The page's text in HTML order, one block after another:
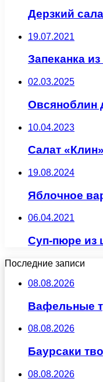
Дерзкий
19.07.2021
Запеканка
02.03.2025
Овсяноблин
10.04.2023
Салат «Клин»
19.08.2024
Яблочное
06.04.2021
Суп-пюре из
Последние записи
08.08.2026
Вафельные
08.08.2026
Баурсаки
08.08.2026